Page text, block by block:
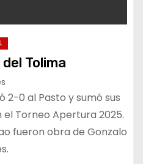
Tolima
0 al Pasto y sumó sus
Torneo Apertura 2025.
fueron obra de Gonzalo